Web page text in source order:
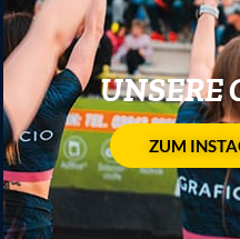
UNSERE
ZUM